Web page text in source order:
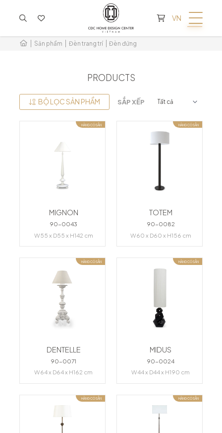
KHÔNG CÓ SẢN PHẨM TRONG GIỎ HÀNG
VN
Sản phẩm Đèn trang trí Đèn đứng
PRODUCTS
BỘ LỌC SẢN PHẨM SẮP XẾP
HÀNG CÓ SẴN
MIGNON
90-0043
W55 x D55 x H142 cm
HÀNG CÓ SẴN
TOTEM
90-0082
W60 x D60 x H156 cm
HÀNG CÓ SẴN
DENTELLE
90-0071
W64 x D64 x H162 cm
HÀNG CÓ SẴN
MIDUS
90-0024
W44 x D44 x H190 cm
HÀNG CÓ SẴN HÀNG CÓ SẴN